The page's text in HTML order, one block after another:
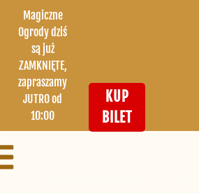
Magiczne
Ogrody dziś
są już
ZAMKNIĘTE,
zapraszamy
JUTRO od
10:00
KUP
BILET